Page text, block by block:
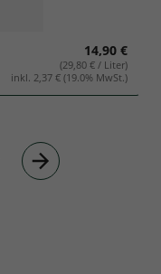
14,90 €
(29,80 € / Liter)
inkl. 2,37 € (19.0% MwSt.)
Nächste